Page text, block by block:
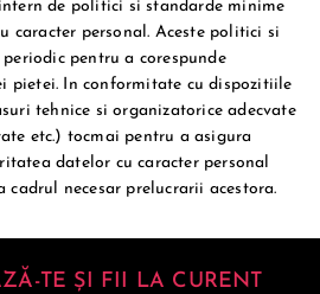
de politici si standarde minime
caracter personal. Aceste politici si
pentru a corespunde
pietei. In conformitate cu dispozitiile
tehnice si organizatorice adecvate
etc.) tocmai pentru a asigura
datelor cu caracter personal
cadrul necesar prelucrarii acestora.
TE ȘI FII LA CURENT